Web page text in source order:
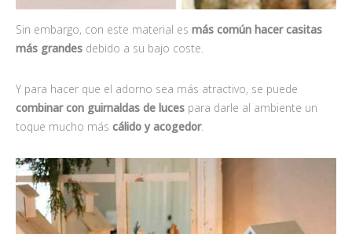
Sin embargo, con este material es más común hacer casitas
más grandes debido a su bajo coste.
Y para hacer que el adorno sea más atractivo, se puede
combinar con guirnaldas de luces para darle al ambiente un
toque mucho más cálido y acogedor.